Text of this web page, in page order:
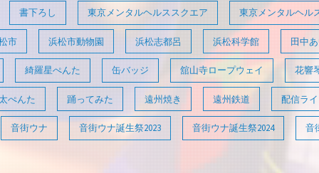
書下ろし 東京メンタルヘルススクエア 東京メンタルヘル
市 浜松市動物園 浜松志都呂 浜松科学館 田中
綺羅星ぺんた 缶バッジ 舘山寺ロープウェイ 花響
ぺんた 踊ってみた 遠州焼き 遠州鉄道 配信ラ
音街ウナ 音街ウナ誕生祭2023 音街ウナ誕生祭2024 音